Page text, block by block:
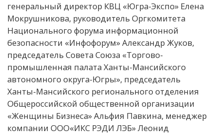
генеральный директор КВЦ «Югра-Экспо» Елена
Мокрушникова, руководитель Оргкомитета
Национального форума информационной
безопасности «Инфофорум» Александр Жуков,
председатель Совета Союза «Торгово-
промышленная палата Ханты-Мансийского
автономного округа-Югры», председатель
Ханты-Мансийского регионального отделения
Общероссийской общественной организации
«Женщины Бизнеса» Альфия Павкина, менеджер
компании ООО«ИКС РЭДИ ЛЭБ» Леонид